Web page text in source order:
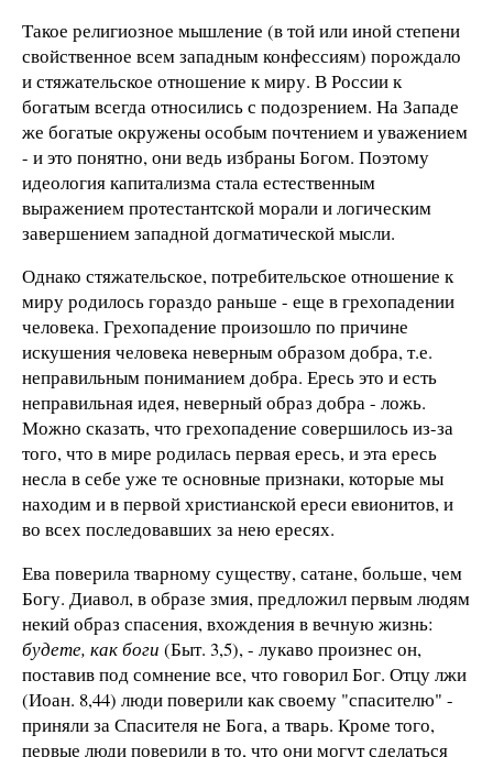
Такое религиозное мышление (в той или иной степени
свойственное всем западным конфессиям) порождало
и стяжательское отношение к миру. В России к
богатым всегда относились с подозрением. На Западе
же богатые окружены особым почтением и уважением
- и это понятно, они ведь избраны Богом. Поэтому
идеология капитализма стала естественным
выражением протестантской морали и логическим
завершением западной догматической мысли.
Однако стяжательское, потребительское отношение к
миру родилось гораздо раньше - еще в грехопадении
человека. Грехопадение произошло по причине
искушения человека неверным образом добра, т.е.
неправильным пониманием добра. Ересь это и есть
неправильная идея, неверный образ добра - ложь.
Можно сказать, что грехопадение совершилось из-за
того, что в мире родилась первая ересь, и эта ересь
несла в себе уже те основные признаки, которые мы
находим и в первой христианской ереси евионитов, и
во всех последовавших за нею ересях.
Ева поверила тварному существу, сатане, больше, чем
Богу. Диавол, в образе змия, предложил первым людям
некий образ спасения, вхождения в вечную жизнь:
будете, как боги (Быт. 3,5), - лукаво произнес он,
поставив под сомнение все, что говорил Бог. Отцу лжи
(Иоан. 8,44) люди поверили как своему "спасителю" -
приняли за Спасителя не Бога, а тварь. Кроме того,
первые люди поверили в то, что они могут сделаться